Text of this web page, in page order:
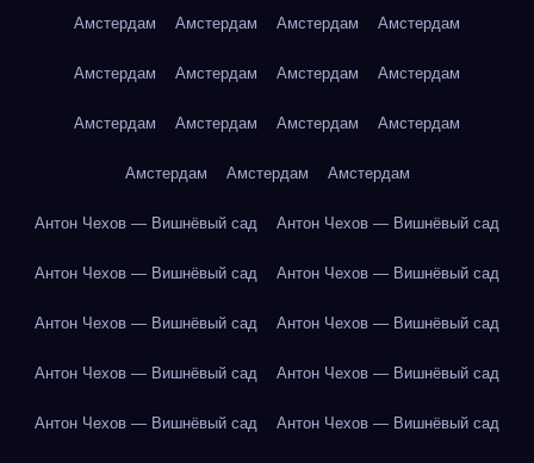
Амстердам Амстердам Амстердам Амстердам
Амстердам Амстердам Амстердам Амстердам
Амстердам Амстердам Амстердам Амстердам
Амстердам Амстердам Амстердам
Антон Чехов — Вишнёвый сад Антон Чехов — Вишнёвый сад
Антон Чехов — Вишнёвый сад Антон Чехов — Вишнёвый сад
Антон Чехов — Вишнёвый сад Антон Чехов — Вишнёвый сад
Антон Чехов — Вишнёвый сад Антон Чехов — Вишнёвый сад
Антон Чехов — Вишнёвый сад Антон Чехов — Вишнёвый сад